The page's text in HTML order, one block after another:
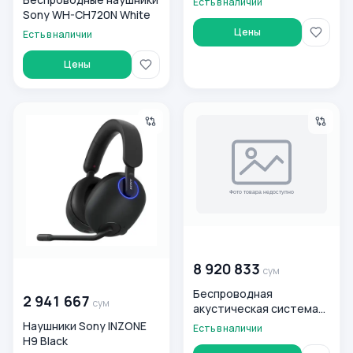
Sony WH-CH720N White
Есть в наличии
Цены
Цены
2 941 667 сум
Наушники Sony INZONE
H9 Black
8 920 833 сум
Беспроводная
акустическая система
Sony SRS-XV800
Есть в наличии